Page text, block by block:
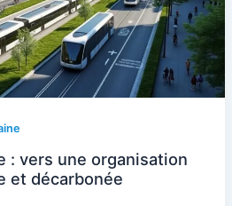
: vers une organisation
et décarbonée